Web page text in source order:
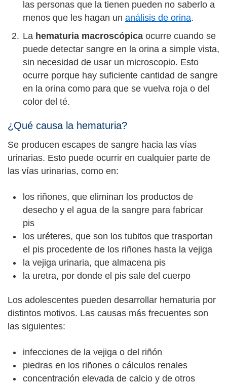
las personas que la tienen pueden no saberlo a
menos que les hagan un análisis de orina.
La hematuria macroscópica ocurre cuando se
puede detectar sangre en la orina a simple vista,
sin necesidad de usar un microscopio. Esto
ocurre porque hay suficiente cantidad de sangre
en la orina como para que se vuelva roja o del
color del té.
¿Qué causa la hematuria?
Se producen escapes de sangre hacia las vías
urinarias. Esto puede ocurrir en cualquier parte de
las vías urinarias, como en:
los riñones, que eliminan los productos de
desecho y el agua de la sangre para fabricar
pis
los uréteres, que son los tubitos que trasportan
el pis procedente de los riñones hasta la vejiga
la vejiga urinaria, que almacena pis
la uretra, por donde el pis sale del cuerpo
Los adolescentes pueden desarrollar hematuria por
distintos motivos. Las causas más frecuentes son
las siguientes:
infecciones de la vejiga o del riñón
piedras en los riñones o cálculos renales
concentración elevada de calcio y de otros